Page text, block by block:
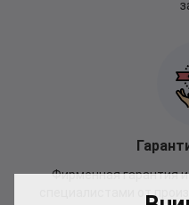
Фирменная гарантия
специалистами от